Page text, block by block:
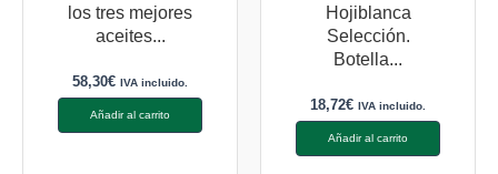
los tres mejores
aceites...
58,30€ IVA incluido.
Añadir al carrito
Hojiblanca
Selección.
Botella...
18,72€ IVA incluido.
Añadir al carrito